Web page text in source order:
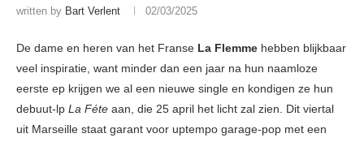
written by Bart Verlent 02/03/2025
De dame en heren van het Franse La Flemme hebben blijkbaar
veel inspiratie, want minder dan een jaar na hun naamloze
eerste ep krijgen we al een nieuwe single en kondigen ze hun
debuut-lp La Féte aan, die 25 april het licht zal zien. Dit viertal
uit Marseille staat garant voor uptempo garage-pop met een